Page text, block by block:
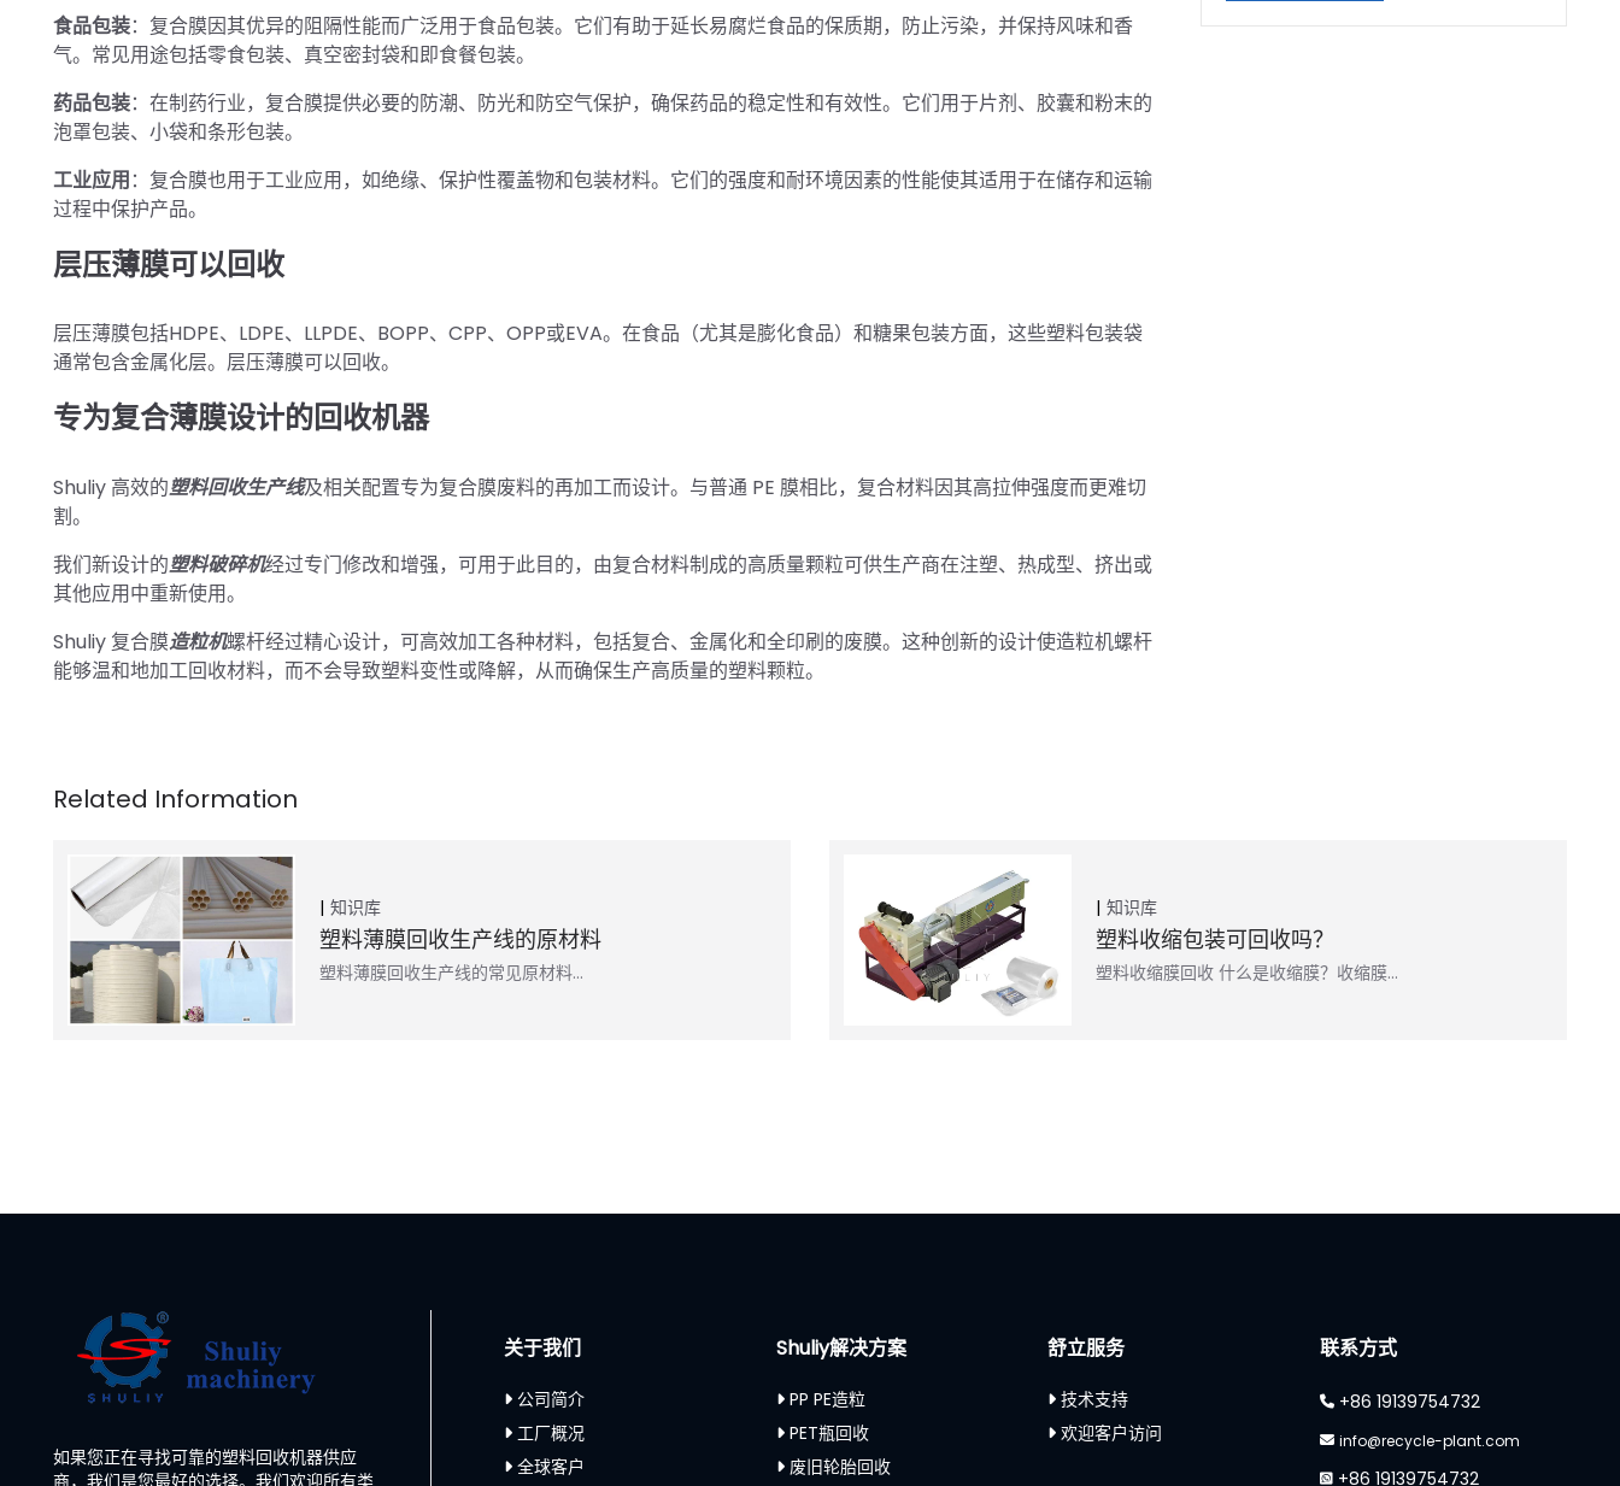
食品包装：复合膜因其优异的阻隔性能而广泛用于食品包装。它们有助于延长易腐烂食品的保质期，防止污染，并保持风味和香
气。常见用途包括零食包装、真空密封袋和即食餐包装。
药品包装：在制药行业，复合膜提供必要的防潮、防光和防空气保护，确保药品的稳定性和有效性。它们用于片剂、胶囊和粉末的
泡罩包装、小袋和条形包装。
工业应用：复合膜也用于工业应用，如绝缘、保护性覆盖物和包装材料。它们的强度和耐环境因素的性能使其适用于在储存和运输
过程中保护产品。
层压薄膜可以回收
层压薄膜包括HDPE、LDPE、LLPDE、BOPP、CPP、OPP或EVA。在食品（尤其是膨化食品）和糖果包装方面，这些塑料包装袋
通常包含金属化层。层压薄膜可以回收。
专为复合薄膜设计的回收机器
Shuliy 高效的塑料回收生产线及相关配置专为复合膜废料的再加工而设计。与普通 PE 膜相比，复合材料因其高拉伸强度而更难切
割。
我们新设计的塑料破碎机经过专门修改和增强，可用于此目的，由复合材料制成的高质量颗粒可供生产商在注塑、热成型、挤出或
其他应用中重新使用。
Shuliy 复合膜造粒机螺杆经过精心设计，可高效加工各种材料，包括复合、金属化和全印刷的废膜。这种创新的设计使造粒机螺杆
能够温和地加工回收材料，而不会导致塑料变性或降解，从而确保生产高质量的塑料颗粒。
知识库
塑料薄膜回收生产线的原材料
塑料薄膜回收生产线的常见原材料…
知识库
塑料收缩包装可回收吗？
塑料收缩膜回收 什么是收缩膜？收缩膜…
如果您正在寻找可靠的塑料回收机器供应
商，我们是您最好的选择。我们欢迎所有类
关于我们
公司简介
工厂概况
全球客户
Shuliy解决方案
PP PE造粒
PET瓶回收
废旧轮胎回收
舒立服务
技术支持
欢迎客户访问
联系方式
+86 19139754732
info@recycle-plant.com
+86 19139754732